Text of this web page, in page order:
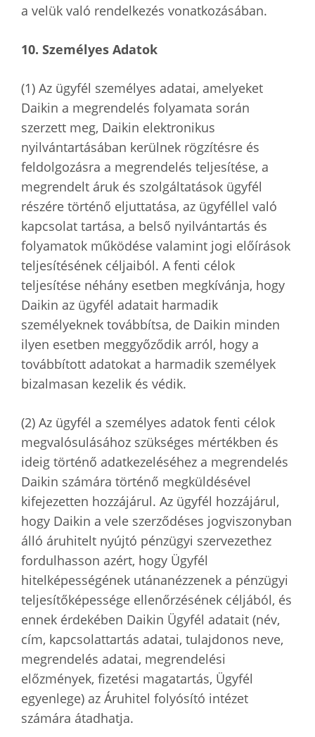
a velük való rendelkezés vonatkozásában.
10. Személyes Adatok
(1) Az ügyfél személyes adatai, amelyeket
Daikin a megrendelés folyamata során
szerzett meg, Daikin elektronikus
nyilvántartásában kerülnek rögzítésre és
feldolgozásra a megrendelés teljesítése, a
megrendelt áruk és szolgáltatások ügyfél
részére történő eljuttatása, az ügyféllel való
kapcsolat tartása, a belső nyilvántartás és
folyamatok működése valamint jogi előírások
teljesítésének céljaiból. A fenti célok
teljesítése néhány esetben megkívánja, hogy
Daikin az ügyfél adatait harmadik
személyeknek továbbítsa, de Daikin minden
ilyen esetben meggyőződik arról, hogy a
továbbított adatokat a harmadik személyek
bizalmasan kezelik és védik.
(2) Az ügyfél a személyes adatok fenti célok
megvalósulásához szükséges mértékben és
ideig történő adatkezeléséhez a megrendelés
Daikin számára történő megküldésével
kifejezetten hozzájárul. Az ügyfél hozzájárul,
hogy Daikin a vele szerződéses jogviszonyban
álló áruhitelt nyújtó pénzügyi szervezethez
fordulhasson azért, hogy Ügyfél
hitelképességének utánanézzenek a pénzügyi
teljesítőképessége ellenőrzésének céljából, és
ennek érdekében Daikin Ügyfél adatait (név,
cím, kapcsolattartás adatai, tulajdonos neve,
megrendelés adatai, megrendelési
előzmények, fizetési magatartás, Ügyfél
egyenlege) az Áruhitel folyósító intézet
számára átadhatja.